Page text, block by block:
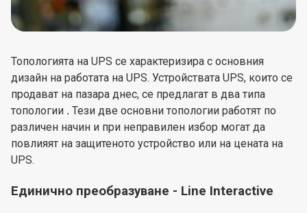
Топологията на UPS се характеризира с основния
дизайн на работата на UPS. Устройствата UPS, които се
продават на пазара днес, се предлагат в два типа
топологии . Тези две основни топологии работят по
различен начин и при неправилен избор могат да
повлияят на защитеното устройство или на цената на
UPS.
Единично преобразуване - Line Interactive